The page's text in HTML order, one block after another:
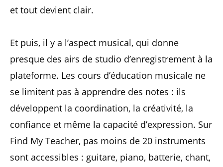
et tout devient clair.
Et puis, il y a l’aspect musical, qui donne
presque des airs de studio d’enregistrement à la
plateforme. Les cours d’éducation musicale ne
se limitent pas à apprendre des notes : ils
développent la coordination, la créativité, la
confiance et même la capacité d’expression. Sur
Find My Teacher, pas moins de 20 instruments
sont accessibles : guitare, piano, batterie, chant,